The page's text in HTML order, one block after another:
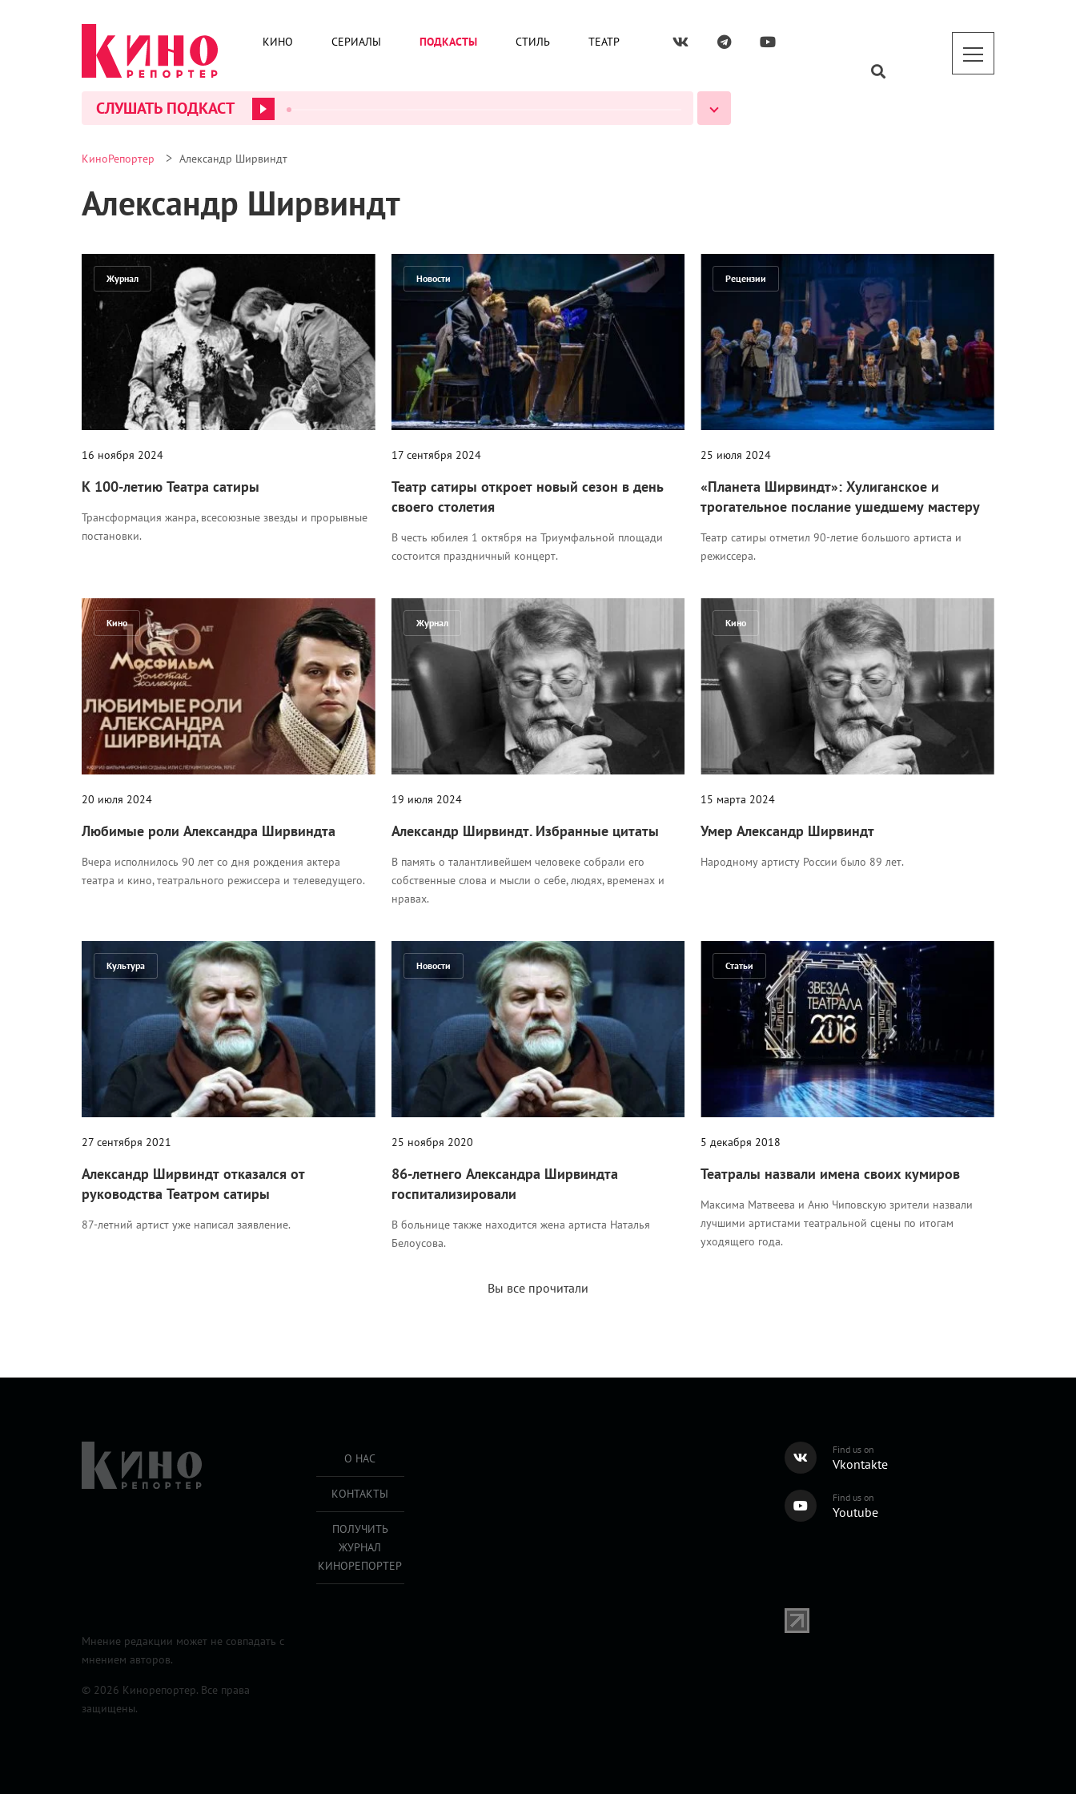
КИНО СЕРИАЛЫ ПОДКАСТЫ СТИЛЬ ТЕАТР
СЛУШАТЬ ПОДКАСТ
КиноРепортер > Александр Ширвиндт
Александр Ширвиндт
Журнал
16 ноября 2024
К 100-летию Театра сатиры
Трансформация жанра, всесоюзные звезды и прорывные
постановки.
Новости
17 сентября 2024
Театр сатиры откроет новый сезон в день
своего столетия
В честь юбилея 1 октября на Триумфальной площади
состоится праздничный концерт.
Рецензии
25 июля 2024
«Планета Ширвиндт»: Хулиганское и
трогательное послание ушедшему мастеру
Театр сатиры отметил 90-летие большого артиста и
режиссера.
Кино
20 июля 2024
Любимые роли Александра Ширвиндта
Вчера исполнилось 90 лет со дня рождения актера
театра и кино, театрального режиссера и телеведущего.
Журнал
19 июля 2024
Александр Ширвиндт. Избранные цитаты
В память о талантливейшем человеке собрали его
собственные слова и мысли о себе, людях, временах и
нравах.
Кино
15 марта 2024
Умер Александр Ширвиндт
Народному артисту России было 89 лет.
Культура
27 сентября 2021
Александр Ширвиндт отказался от
руководства Театром сатиры
87-летний артист уже написал заявление.
Новости
25 ноября 2020
86-летнего Александра Ширвиндта
госпитализировали
В больнице также находится жена артиста Наталья
Белоусова.
Статьи
5 декабря 2018
Театралы назвали имена своих кумиров
Максима Матвеева и Аню Чиповскую зрители назвали
лучшими артистами театральной сцены по итогам
уходящего года.
Вы все прочитали
О НАС
КОНТАКТЫ
ПОЛУЧИТЬ
ЖУРНАЛ
КИНОРЕПОРТЕР
Find us on
Vkontakte
Find us on
Youtube
Мнение редакции может не совпадать с
мнением авторов.
© 2026 Кинорепортер. Все права
защищены.